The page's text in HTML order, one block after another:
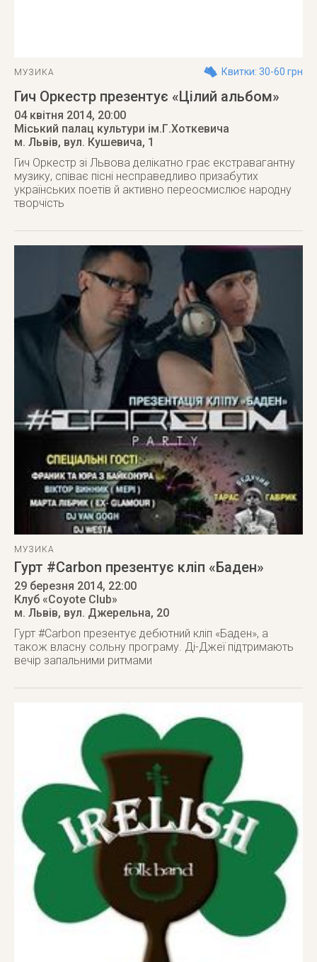
МУЗИКА Квитки: 30-60 грн
Гич Оркестр презентує «Цілий альбом»
04 квітня 2014, 20:00
Міський палац культури ім.Г.Хоткевича
м. Львів, вул. Кушевича, 1
Гич Оркестр зі Львова делікатно грає екстравагантну
музику, співає пісні несправедливо призабутих
українських поетів й активно переосмислює народну
творчість
МУЗИКА
Гурт #Carbon презентує кліп «Баден»
29 березня 2014, 22:00
Клуб «Coyote Club»
м. Львів, вул. Джерельна, 20
Гурт #Carbon презентує дебютний кліп «Баден», а
також власну сольну програму. Ді-Джеї підтримають
вечір запальними ритмами